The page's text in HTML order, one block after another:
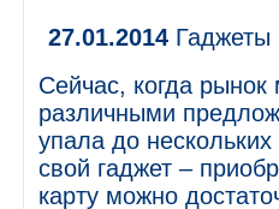
27.01.2014 Гаджеты
Сейчас, когда
различными
упала до
свой гаджет –
карту можно